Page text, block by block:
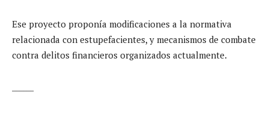
Ese proyecto proponía modificaciones a la normativa
relacionada con estupefacientes, y mecanismos de combate
contra delitos financieros organizados actualmente.